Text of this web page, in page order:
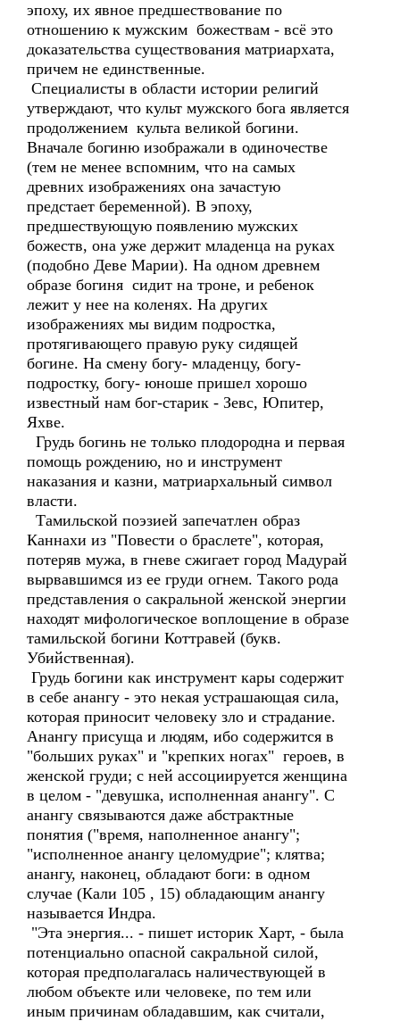
эпоху, их явное предшествование по
отношению к мужским божествам - всё это
доказательства существования матриархата,
причем не единственные.
Специалисты в области истории религий
утверждают, что культ мужского бога является
продолжением культа великой богини.
Вначале богиню изображали в одиночестве
(тем не менее вспомним, что на самых
древних изображениях она зачастую
предстает беременной). В эпоху,
предшествующую появлению мужских
божеств, она уже держит младенца на руках
(подобно Деве Марии). На одном древнем
образе богиня сидит на троне, и ребенок
лежит у нее на коленях. На других
изображениях мы видим подростка,
протягивающего правую руку сидящей
богине. На смену богу- младенцу, богу-
подростку, богу- юноше пришел хорошо
известный нам бог-старик - Зевс, Юпитер,
Яхве.
Грудь богинь не только плодородна и первая
помощь рождению, но и инструмент
наказания и казни, матриархальный символ
власти.
Тамильской поэзией запечатлен образ
Каннахи из "Повести о браслете", которая,
потеряв мужа, в гневе сжигает город Мадурай
вырвавшимся из ее груди огнем. Такого рода
представления о сакральной женской энергии
находят мифологическое воплощение в образе
тамильской богини Коттравей (букв.
Убийственная).
Грудь богини как инструмент кары содержит
в себе анангу - это некая устрашающая сила,
которая приносит человеку зло и страдание.
Анангу присуща и людям, ибо содержится в
"больших руках" и "крепких ногах" героев, в
женской груди; с ней ассоциируется женщина
в целом - "девушка, исполненная анангу". С
анангу связываются даже абстрактные
понятия ("время, наполненное анангу";
"исполненное анангу целомудрие"; клятва;
анангу, наконец, обладают боги: в одном
случае (Кали 105 , 15) обладающим анангу
называется Индра.
"Эта энергия... - пишет историк Харт, - была
потенциально опасной сакральной силой,
которая предполагалась наличествующей в
любом объекте или человеке, по тем или
иным причинам обладавшим, как считали,